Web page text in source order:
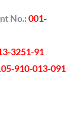
No.:001-
3251-91
910-013-091